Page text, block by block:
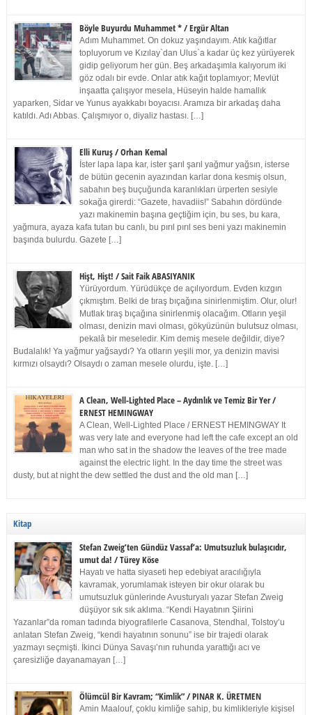
Böyle Buyurdu Muhammet * / Ergür Altan
Adım Muhammet. On dokuz yaşındayım. Atık kağıtlar
topluyorum ve Kızılay`dan Ulus`a kadar üç kez yürüyerek
gidip geliyorum her gün. Beş arkadaşımla kalıyorum iki
göz odalı bir evde. Onlar atık kağıt toplamıyor; Mevlüt
inşaatta çalışıyor mesela, Hüseyin halde hamallık
yaparken, Sidar ve Yunus ayakkabı boyacısı. Aramıza bir arkadaş daha
katıldı. Adı Abbas. Çalışmıyor o, diyaliz hastası. […]
Elli Kuruş / Orhan Kemal
İster lapa lapa kar, ister şarıl şarıl yağmur yağsın, isterse
de bütün gecenin ayazından karlar dona kesmiş olsun,
sabahın beş buçuğunda karanlıkları ürperten sesiyle
sokağa girerdi: “Gazete, havadiis!” Sabahın dördünde
yazı makinemin başına geçtiğim için, bu ses, bu kara,
yağmura, ayaza kafa tutan bu canlı, bu pırıl pırıl ses beni yazı makinemin
başında bulurdu. Gazete […]
Hişt, Hişt! / Sait Faik ABASIYANIK
Yürüyordum. Yürüdükçe de açılıyordum. Evden kızgın
çıkmıştım. Belki de tıraş bıçağına sinirlenmiştim. Olur, olur!
Mutlak tıraş bıçağına sinirlenmiş olacağım. Otların yeşil
olması, denizin mavi olması, gökyüzünün bulutsuz olması,
pekalâ bir meseledir. Kim demiş mesele değildir, diye?
Budalalık! Ya yağmur yağsaydı? Ya otların yeşili mor, ya denizin mavisi
kırmızı olsaydı? Olsaydı o zaman mesele olurdu, işte. […]
A Clean, Well-Lighted Place – Aydınlık ve Temiz Bir Yer /
ERNEST HEMINGWAY
A Clean, Well-Lighted Place / ERNEST HEMINGWAY It
was very late and everyone had left the cafe except an old
man who sat in the shadow the leaves of the tree made
against the electric light. In the day time the street was
dusty, but at night the dew settled the dust and the old man […]
Kitap
Stefan Zweig’ten Gündüz Vassaf’a: Umutsuzluk bulaşıcıdır,
umut da! / Türey Köse
Hayatı ve hatta siyaseti hep edebiyat aracılığıyla
kavramak, yorumlamak isteyen bir okur olarak bu
umutsuzluk günlerinde Avusturyalı yazar Stefan Zweig
düşüyor sık sık aklıma. “Kendi Hayatının Şiirini
Yazanlar”da roman tadında biyografilerle Casanova, Stendhal, Tolstoy’u
anlatan Stefan Zweig, “kendi hayatının sonunu” ise bir trajedi olarak
yazmayı seçmişti. İkinci Dünya Savaşı’nın ruhunda yarattığı acı ve
çaresizliğe dayanamayan […]
Ölümcül Bir Kavram; “Kimlik” / PINAR K. ÜRETMEN
Amin Maalouf, çoklu kimliğe sahip, bu kimlikleriyle kişisel